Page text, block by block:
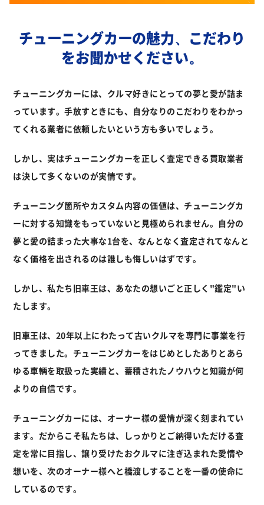
チューニングカーの魅力、 こだわり
をお聞かせください。
チューニングカーには、クルマ好きにとっての夢と愛が詰ま
っています。手放すときにも、自分なりのこだわりをわかっ
てくれる業者に依頼したいという方も多いでしょう。
しかし、実はチューニングカーを正しく査定できる買取業者
は決して多くないのが実情です。
チューニング箇所やカスタム内容の価値は、チューニングカ
ーに対する知識をもっていないと見極められません。自分の
夢と愛の詰まった大事な1台を、 なんとなく査定されてなんと
なく価格を出されるのは誰しも悔しいはずです。
しかし、私たち旧車王は、あなたの想いごと正しく"鑑定"い
たします。
旧車王は、20年以上にわたって古いクルマを専門に事業を行
ってきました。 チューニングカーをはじめとしたありとあら
ゆる車輌を取扱った実績と、 蓄積されたノウハウと知識が何
よりの自信です。
チューニングカーには、オーナー様の愛情が深く刻まれてい
ます。 だからこそ私たちは、しっかりとご納得いただける査
定を常に目指し、譲り受けたおクルマに注ぎ込まれた愛情や
想いを、次のオーナー様へと橋渡しすることを一番の使命に
しているのです。